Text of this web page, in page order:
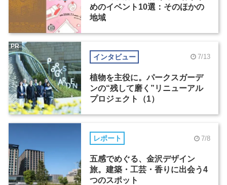
めのイベント10選：そのほかの
地域
インタビュー 7/13
植物を主役に。パークスガーデ
ンの“残して磨く”リニューアル
プロジェクト（1）
PR
レポート 7/8
五感でめぐる、金沢デザイン
旅。建築・工芸・香りに出会う4
つのスポット